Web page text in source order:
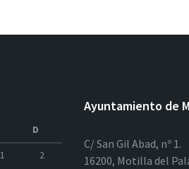
D
1
2
Ayuntamiento de
C/ San Gil Abad, nº 1.
16200, Motilla del